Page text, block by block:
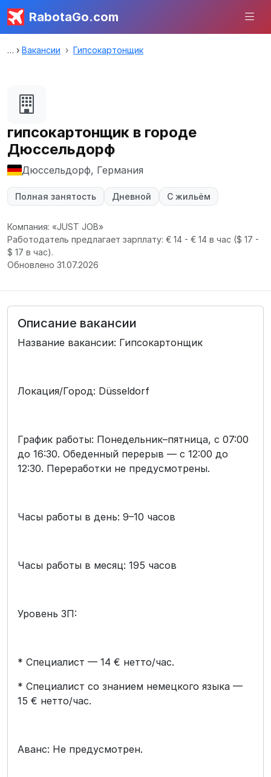
RabotaGo.com
Вакансии Гипсокартонщик
гипсокартонщик в городе
Дюссельдорф
Дюссельдорф, Германия
Полная занятость Дневной С жильём
Компания: «JUST JOB»
Работодатель предлагает зарплату: € 14 - € 14 в час ($ 17 -
$ 17 в час).
Обновлено 31.07.2026
Описание вакансии
Название вакансии: Гипсокартонщик
Локация/Город: Düsseldorf
График работы: Понедельник–пятница, с 07:00
до 16:30. Обеденный перерыв — с 12:00 до
12:30. Переработки не предусмотрены.
Часы работы в день: 9–10 часов
Часы работы в месяц: 195 часов
Уровень ЗП:
* Специалист — 14 € нетто/час.
* Специалист со знанием немецкого языка —
15 € нетто/час.
Аванс: Не предусмотрен.